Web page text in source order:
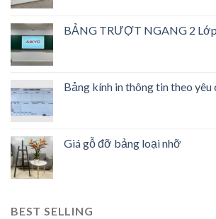
BẢNG TRƯỢT NGANG 2
Bảng kính in thông tin theo yêu
Giá gỗ đỡ bảng loại nhỡ
BEST SELLING